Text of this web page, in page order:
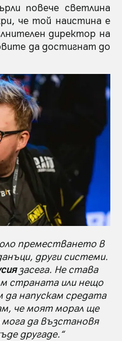
повече светлина
че той наистина е
директор на
да достигнат до
преместването в
други системи.
засега. Не става
страната или нещо
напускам средата
че моят морал ще
да възстановя
другаде.“